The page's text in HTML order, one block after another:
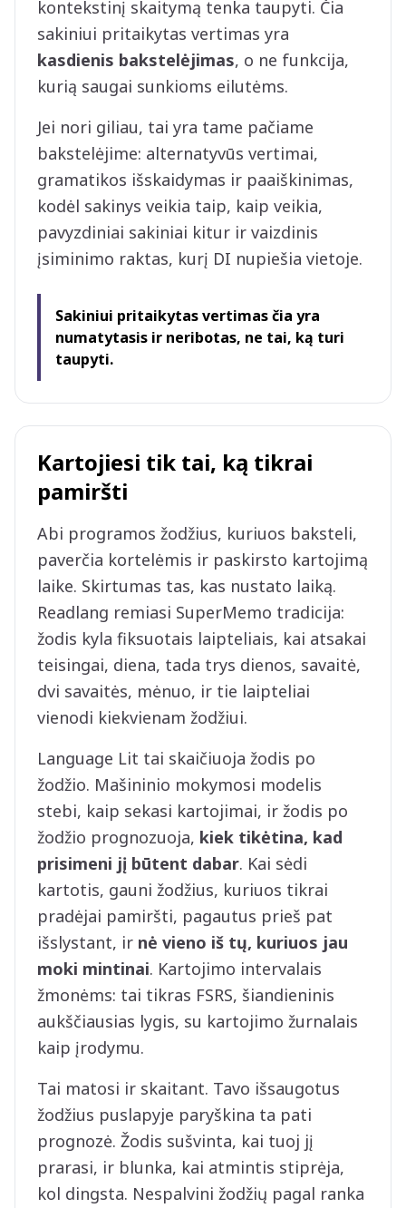
kontekstinį skaitymą tenka taupyti. Čia
sakiniui pritaikytas vertimas yra
kasdienis bakstelėjimas, o ne funkcija,
kurią saugai sunkioms eilutėms.
Jei nori giliau, tai yra tame pačiame
bakstelėjime: alternatyvūs vertimai,
gramatikos išskaidymas ir paaiškinimas,
kodėl sakinys veikia taip, kaip veikia,
pavyzdiniai sakiniai kitur ir vaizdinis
įsiminimo raktas, kurį DI nupiešia vietoje.
Sakiniui pritaikytas vertimas čia yra
numatytasis ir neribotas, ne tai, ką turi
taupyti.
Kartojiesi tik tai, ką tikrai
pamiršti
Abi programos žodžius, kuriuos baksteli,
paverčia kortelėmis ir paskirsto kartojimą
laike. Skirtumas tas, kas nustato laiką.
Readlang remiasi SuperMemo tradicija:
žodis kyla fiksuotais laipteliais, kai atsakai
teisingai, diena, tada trys dienos, savaitė,
dvi savaitės, mėnuo, ir tie laipteliai
vienodi kiekvienam žodžiui.
Language Lit tai skaičiuoja žodis po
žodžio. Mašininio mokymosi modelis
stebi, kaip sekasi kartojimai, ir žodis po
žodžio prognozuoja, kiek tikėtina, kad
prisimeni jį būtent dabar. Kai sėdi
kartotis, gauni žodžius, kuriuos tikrai
pradėjai pamiršti, pagautus prieš pat
išslystant, ir nė vieno iš tų, kuriuos jau
moki mintinai. Kartojimo intervalais
žmonėms: tai tikras FSRS, šiandieninis
aukščiausias lygis, su kartojimo žurnalais
kaip įrodymu.
Tai matosi ir skaitant. Tavo išsaugotus
žodžius puslapyje paryškina ta pati
prognozė. Žodis sušvinta, kai tuoj jį
prarasi, ir blunka, kai atmintis stiprėja,
kol dingsta. Nespalvini žodžių pagal ranka